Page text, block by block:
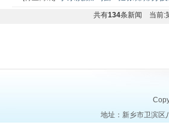
共有134条新闻 当前:
地址：新乡市卫滨